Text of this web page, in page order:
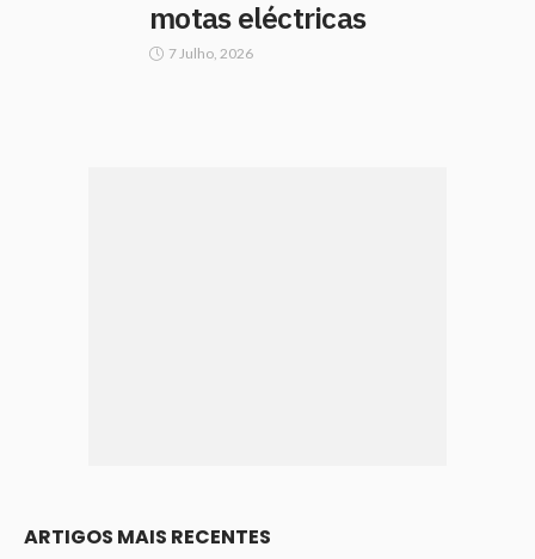
motas eléctricas
7 Julho, 2026
ARTIGOS MAIS RECENTES